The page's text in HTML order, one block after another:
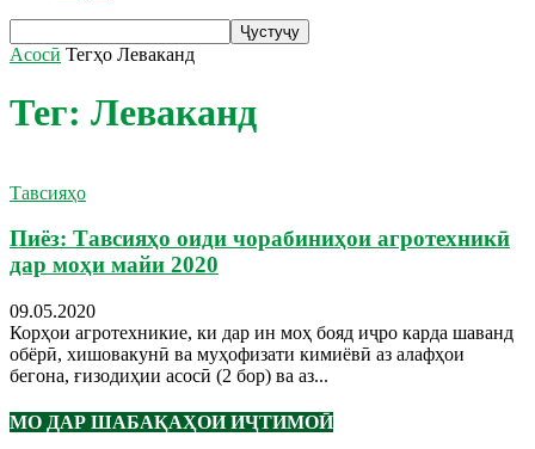
Асосӣ Тегҳо Леваканд
Тег: Леваканд
Тавсияҳо
Пиёз: Тавсияҳо оиди чорабиниҳои агротехникӣ
дар моҳи майи 2020
09.05.2020
Корҳои агротехникие, ки дар ин моҳ бояд иҷро карда шаванд
обёрӣ, хишовакунӣ ва муҳофизати кимиёвӣ аз алафҳои
бегона, ғизодиҳии асосӣ (2 бор) ва аз...
МО ДАР ШАБАҚАҲОИ ИҶТИМОӢ